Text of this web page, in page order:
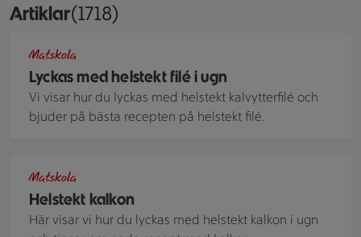
ArtiklarVisar 1718 stycken
(1718)
Lyckas med helstekt filé i ugn
Matskola
Vi visar hur du lyckas med helstekt kalvytterfilé och
bjuder på bästa recepten på helstekt filé.
Helstekt kalkon
Matskola
Här visar vi hur du lyckas med helstekt kalkon i ugn